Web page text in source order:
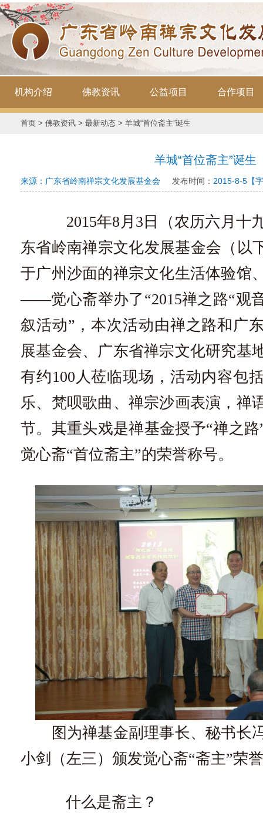
机构介绍 佛教资讯 公益项目 合作项目
首页 > 佛教资讯 > 最新动态 > 羊城“首位斋主”诞生
羊城“首位斋主”诞生
来源：广东省岭南禅宗文化发展基金会 发布时间： 2015-8-5 【
2015年8月3日（农历六月十
东省岭南禅宗文化发展基金会（以
于广州沙面的禅宗文化生活体验馆
——觉心斋举办了“2015禅之路“观
叙活动”，本次活动由禅之路和广
展基金会、广东省禅宗文化研究基
有约100人莅临现场，活动内容包
乐、梵呗歌曲、禅宗沙画表演，禅
节。其重头戏是禅基金授予“禅之
觉心斋“首位斋主”的荣誉称号。
图为禅基金副理事长、秘书长
小剑（左三）颁发觉心斋“斋主”荣
什么是斋主？